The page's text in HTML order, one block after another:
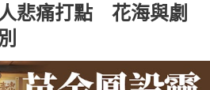
悲痛打點 花海與劇